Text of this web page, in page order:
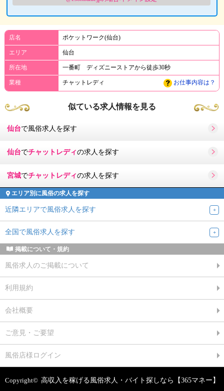
店名 ポケットワーク(仙台)
エリア 仙台
所在地 一番町 ディズニーストアから徒歩30秒
業種 チャットレディ お仕事内容は？
似ている求人情報を見る
仙台で風俗求人を探す
仙台でチャットレディの求人を探す
宮城でチャットレディの求人を探す
エリア別に風俗の求人を探す
近隣エリアで風俗求人を探す
全国で風俗求人を探す
掲載について・規約
風俗求人のご掲載について
利用規約
会社概要
ご意見・ご要望
風俗店様ログイン
Copyright© 高収入を稼げる風俗求人・バイト探しなら【365マネー】